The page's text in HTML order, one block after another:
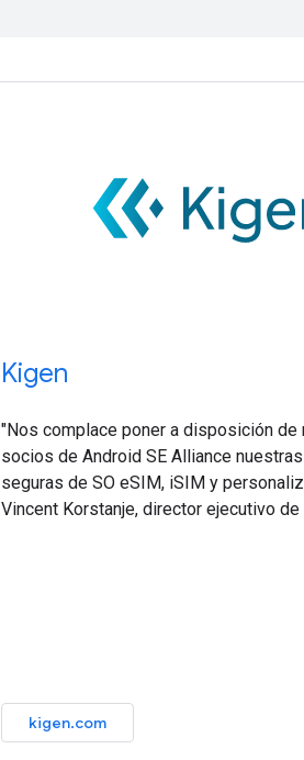
Kigen
"Nos complace poner a disposición de
socios de Android SE Alliance
seguras de SO eSIM, iSIM y
Vincent Korstanje, director ejecutivo de
kigen.com